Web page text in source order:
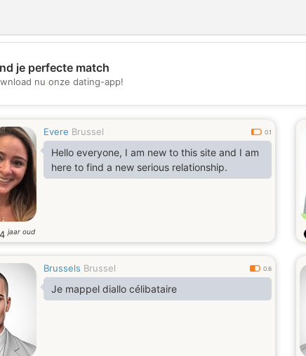
💕
je perfecte match
nu onze dating-app!
Evere Brussel 0.1
Hello everyone, I am new to this site and I am
here to find a new serious relationship.
jaar oud
Brussels Brussel 0.6
Je mappel diallo célibataire